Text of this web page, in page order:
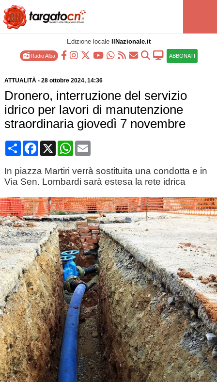
Edizione locale IlNazionale.it
Radio Alba ABBONATI
ATTUALITÀ- 28 ottobre 2024, 14:36
Dronero, interruzione del servizio
idrico per lavori di manutenzione
straordinaria giovedì 7 novembre
CondividiFacebook
X WhatsApp
Email
In piazza Martiri verrà sostituita una condotta e in
Via Sen. Lombardi sarà estesa la rete idrica